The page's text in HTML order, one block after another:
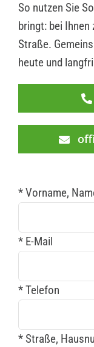
So nutzen Sie
bringt: bei Ihnen
Straße.
heute und
* Vorname,
* E-Mail
* Telefon
* Straße,